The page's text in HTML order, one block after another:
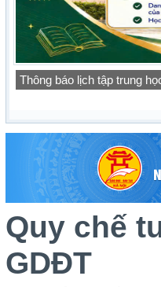
Thông báo lịch tập trung
Quy chế
GDĐT